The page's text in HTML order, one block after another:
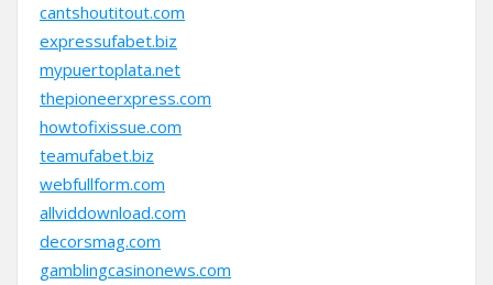
cantshoutitout.com
expressufabet.biz
mypuertoplata.net
thepioneerxpress.com
howtofixissue.com
teamufabet.biz
webfullform.com
allviddownload.com
decorsmag.com
gamblingcasinonews.com